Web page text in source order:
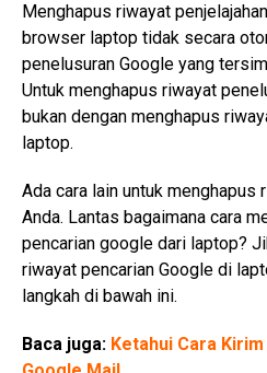
Menghapus riwayat
browser laptop tidak secara
penelusuran Google yang
Untuk menghapus riwayat
bukan dengan menghapus
laptop.
Ada cara lain untuk menghapus
Anda. Lantas bagaimana cara
pencarian google dari laptop?
riwayat pencarian Google di
langkah di bawah ini.
Baca juga: Ketahui Cara